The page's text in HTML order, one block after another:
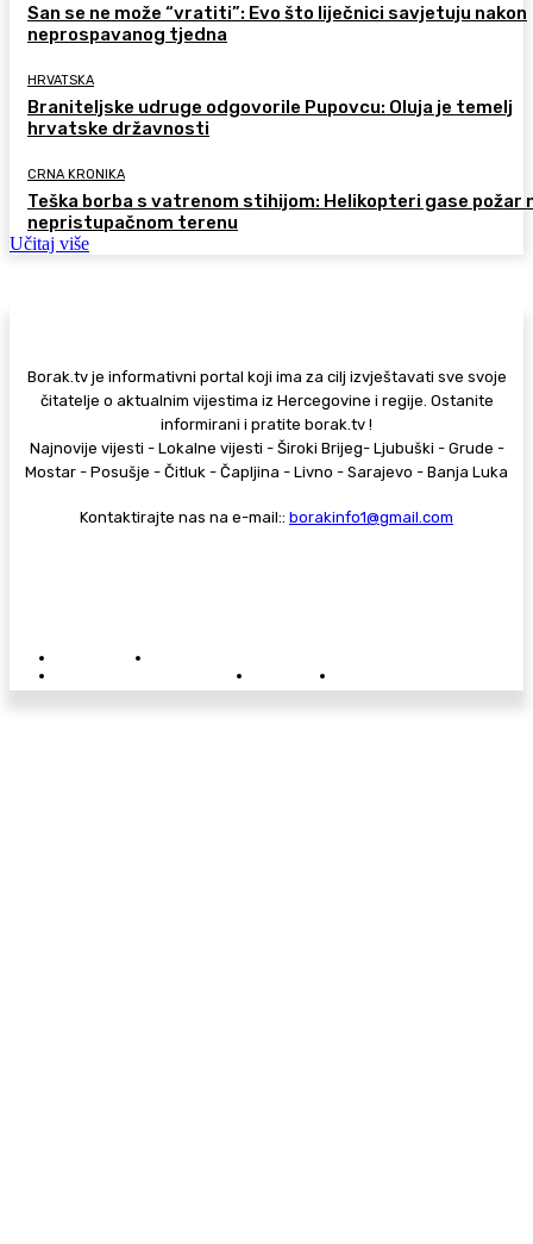
San se ne može “vratiti”: Evo što liječnici savjetuju nakon
neprospavanog tjedna
HRVATSKA
Braniteljske udruge odgovorile Pupovcu: Oluja je temelj
hrvatske državnosti
CRNA KRONIKA
Teška borba s vatrenom stihijom: Helikopteri gase požar
nepristupačnom terenu
Učitaj više
Borak.tv je informativni portal koji ima za cilj izvještavati sve svoje
čitatelje o aktualnim vijestima iz Hercegovine i regije. Ostanite
informirani i pratite borak.tv !
Najnovije vijesti - Lokalne vijesti - Široki Brijeg- Ljubuški - Grude -
Mostar - Posušje - Čitluk - Čapljina - Livno - Sarajevo - Banja Luka
Kontaktirajte nas na e-mail:: borakinfo1@gmail.com